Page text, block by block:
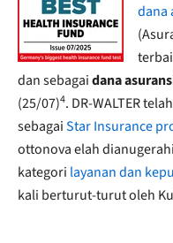
dana
dan sebagaidana
(25/07)4. DR-WALTER
sebagaiStar Insurance
ottonova elah
kategori layanan dan
kali berturut-turut oleh